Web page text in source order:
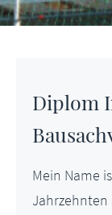
Diplom
Mein Name
Jahrzehnten